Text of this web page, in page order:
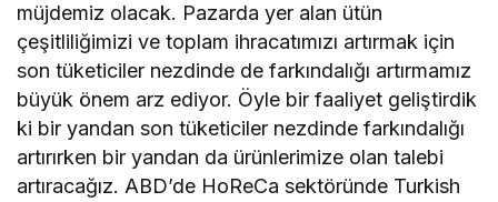
müjdemiz olacak. Pazarda yer alan ütün
çeşitliliğimizi ve toplam ihracatımızı artırmak için
son tüketiciler nezdinde de farkındalığı artırmamız
büyük önem arz ediyor. Öyle bir faaliyet geliştirdik
ki bir yandan son tüketiciler nezdinde farkındalığı
artırırken bir yandan da ürünlerimize olan talebi
artıracağız. ABD’de HoReCa sektöründe Turkish